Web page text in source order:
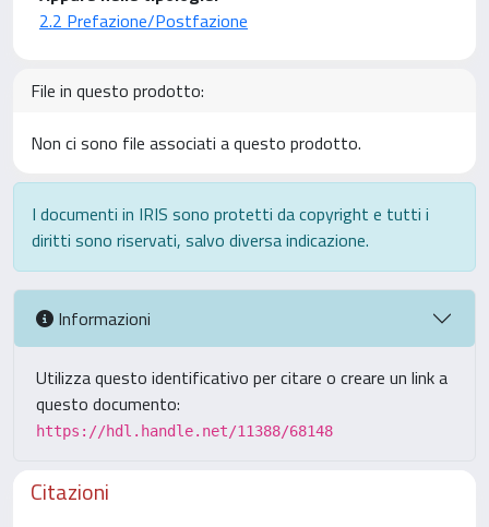
2.2 Prefazione/Postfazione
File in questo prodotto:
Non ci sono file associati a questo prodotto.
I documenti in IRIS sono protetti da copyright e tutti i
diritti sono riservati, salvo diversa indicazione.
Informazioni
Utilizza questo identificativo per citare o creare un link a
questo documento:
https://hdl.handle.net/11388/68148
Citazioni